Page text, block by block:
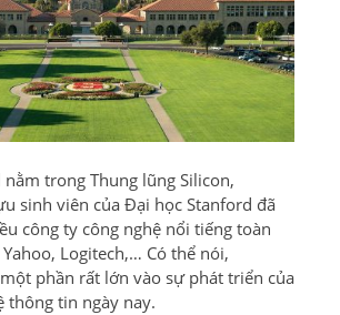
trong Thung lũng Silicon,
sinh viên của Đại học Stanford đã
công ty công nghệ nổi tiếng toàn
Logitech,… Có thể nói,
phần rất lớn vào sự phát triển của
thông tin ngày nay.